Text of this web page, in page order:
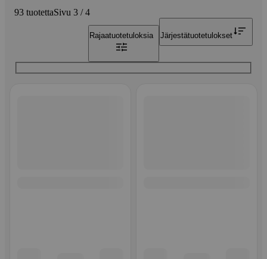
93 tuotettaSivu 3 / 4
Rajaatuotetuloksia Järjestätuotetulokset